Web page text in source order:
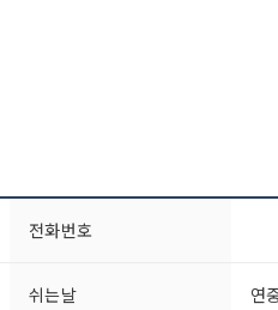
전화번호
쉬는날 연